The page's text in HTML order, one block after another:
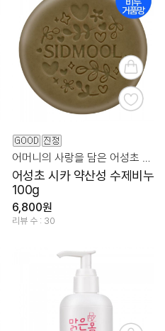
어성초 시카 약산성 수제비누
100g
6,800원
리뷰 수 : 30